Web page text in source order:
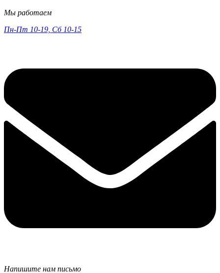
Мы работаем
Пн-Пт 10-19, Сб 10-15
Напишите нам письмо